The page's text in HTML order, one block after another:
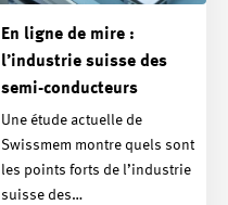
En ligne de mire :
l’industrie suisse des
semi-conducteurs
Une étude actuelle de
Swissmem montre quels sont
les points forts de l’industrie
suisse des…